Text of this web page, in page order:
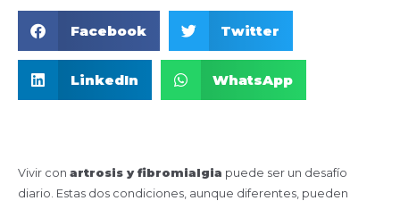
Facebook Twitter
LinkedIn WhatsApp
Vivir con artrosis y fibromialgia puede ser un desafío
diario. Estas dos condiciones, aunque diferentes, pueden